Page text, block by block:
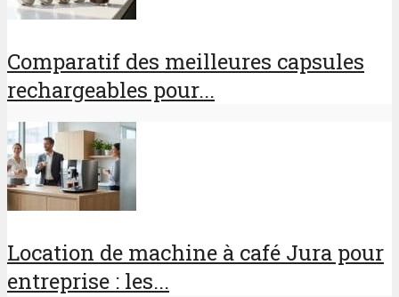
Comparatif des meilleures capsules
rechargeables pour...
Location de machine à café Jura pour
entreprise : les...